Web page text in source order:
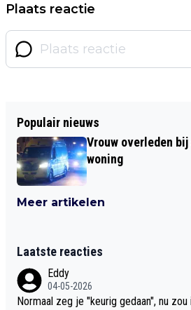
Plaats reactie
Populair nieuws
Vrouw overleden
woning
Meer artikelen
Laatste reacties
Eddy
04-05-2026
Normaal zeg je "keurig gedaan", nu